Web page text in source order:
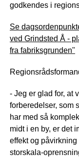
godkendes i
Se
ved Grindsted Å -
fra fabriksgrunden"
- Jeg er glad for, at
forberedelser, som
har med så
midt i en by, er det
effekt og
storskala-